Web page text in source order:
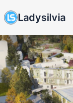
Ladysilvia